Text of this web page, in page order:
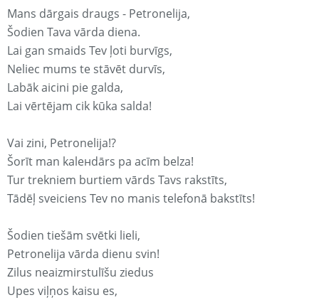
Mans dārgais draugs - Petronelija,
Šodien Tava vārda diena.
Lai gan smaids Tev ļoti burvīgs,
Neliec mums te stāvēt durvīs,
Labāk aicini pie galda,
Lai vērtējam cik kūka salda!
Vai zini, Petronelija!?
Šorīt man kaleнdārs pa acīm belza!
Tur trekniem burtiem vārds Tavs rakstīts,
Tādēļ sveiciens Tev no manis telefonā bakstīts!
Šodien tiešām svētki lieli,
Petronelija vārda dienu svin!
Zilus neaizmirstulīšu ziedus
Upes viļņos kaisu es,